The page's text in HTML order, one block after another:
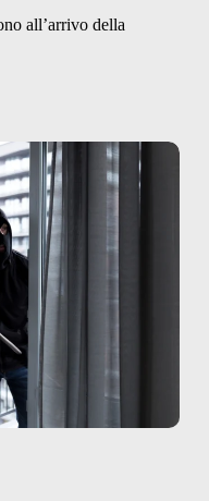
all’arrivo della